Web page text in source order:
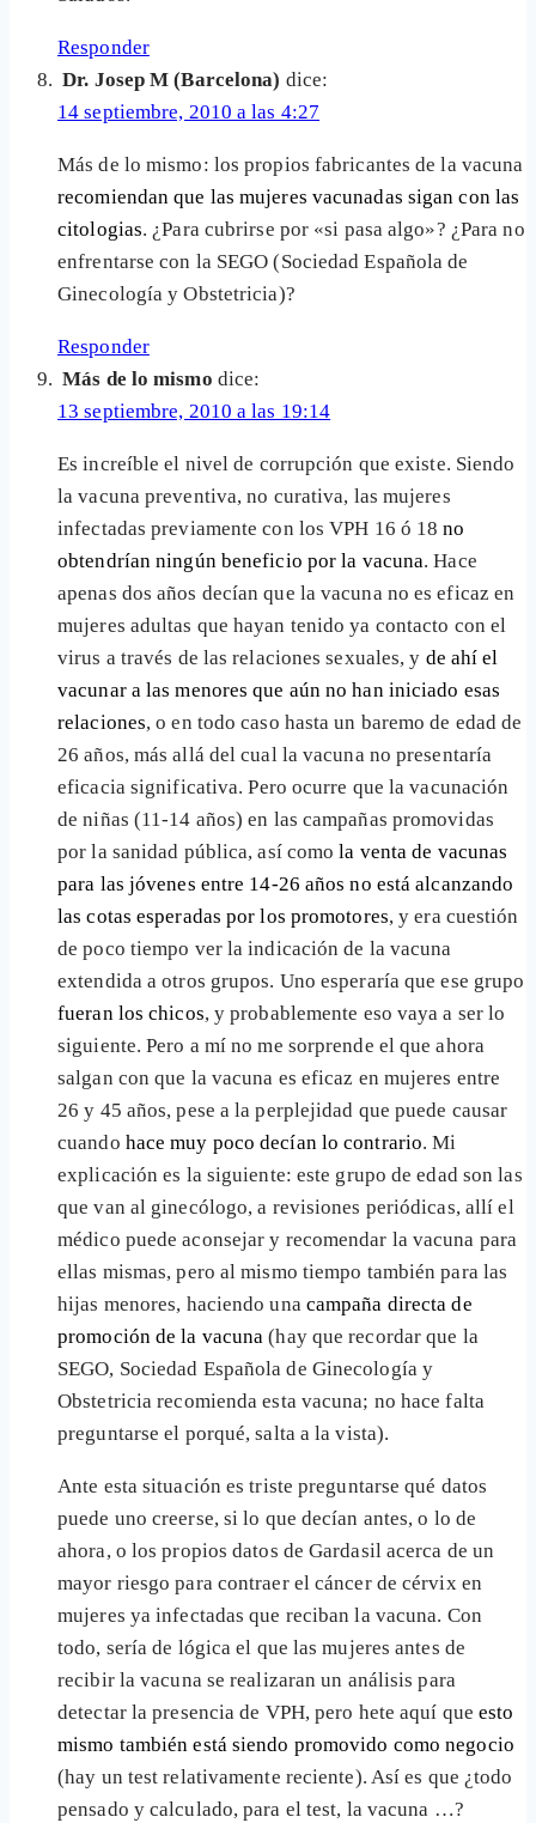
Responder
Dr. Josep M (Barcelona) dice:
14 septiembre, 2010 a las 4:27
Más de lo mismo: los propios fabricantes de la vacuna
recomiendan que las mujeres vacunadas sigan con las
citologias. ¿Para cubrirse por «si pasa algo»? ¿Para no
enfrentarse con la SEGO (Sociedad Española de
Ginecología y Obstetricia)?
Responder
Más de lo mismo dice:
13 septiembre, 2010 a las 19:14
Es increíble el nivel de corrupción que existe. Siendo
la vacuna preventiva, no curativa, las mujeres
infectadas previamente con los VPH 16 ó 18no
obtendrían ningún beneficio por la vacuna. Hace
apenas dos años decían que la vacuna no es eficaz en
mujeres adultas que hayan tenido ya contacto con el
virus a través de las relaciones sexuales, y de ahí el
vacunar a las menores que aún no han iniciado esas
relaciones, o en todo caso hasta un baremo de edad de
26 años, más allá del cual la vacuna no presentaría
eficacia significativa. Pero ocurre que la vacunación
de niñas (11-14 años) en las campañas promovidas
por la sanidad pública, así comola venta de vacunas
para las jóvenes entre 14-26 años no está alcanzando
las cotas esperadas por los promotores, y era cuestión
de poco tiempo ver la indicación de la vacuna
extendida a otros grupos. Uno esperaría que ese grupo
fueran los chicos, y probablemente eso vaya a ser lo
siguiente. Pero a mí no me sorprende el que ahora
salgan con que la vacuna es eficaz en mujeres entre
26 y 45 años, pese a la perplejidad que puede causar
cuando hace muy poco decían lo contrario. Mi
explicación es la siguiente: este grupo de edad son las
que van al ginecólogo, a revisiones periódicas, allí el
médico puede aconsejar y recomendar la vacuna para
ellas mismas, pero al mismo tiempo también para las
hijas menores, haciendo una campaña directa de
promoción de la vacuna(hay que recordar que la
SEGO, Sociedad Española de Ginecología y
Obstetricia recomienda esta vacuna; no hace falta
preguntarse el porqué, salta a la vista).
Ante esta situación es triste preguntarse qué datos
puede uno creerse, si lo que decían antes, o lo de
ahora, o los propios datos de Gardasil acerca de un
mayor riesgo para contraer el cáncer de cérvix en
mujeres ya infectadas que reciban la vacuna. Con
todo, sería de lógica el que las mujeres antes de
recibir la vacuna se realizaran un análisis para
detectar la presencia de VPH, pero hete aquí que esto
mismo también está siendo promovido como negocio
(hay un test relativamente reciente). Así es que ¿todo
pensado y calculado, para el test, la vacuna …?